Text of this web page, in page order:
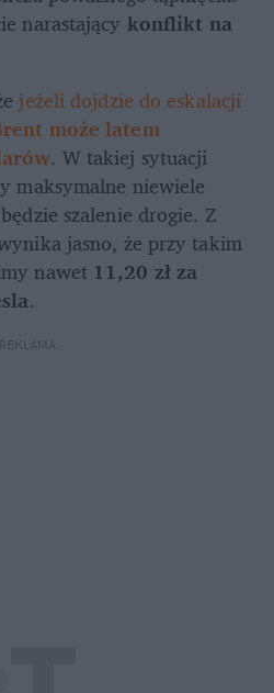
narastający konflikt na
jeżeli dojdzie do eskalacji
może latem
. W takiej sytuacji
maksymalne niewiele
szalenie drogie. Z
jasno, że przy takim
nawet 11,20 zł za
.
REKLAMA